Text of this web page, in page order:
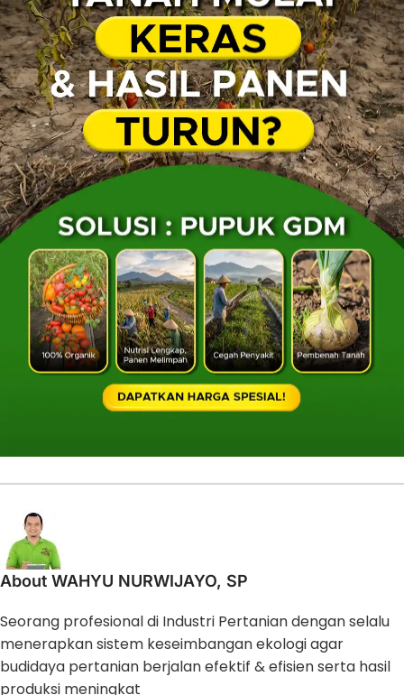
About WAHYU NURWIJAYO, SP
Seorang profesional di Industri Pertanian dengan selalu
menerapkan sistem keseimbangan ekologi agar
budidaya pertanian berjalan efektif & efisien serta hasil
produksi meningkat